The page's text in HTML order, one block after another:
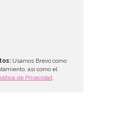
Usamos Brevo como
así como el
de Privacidad